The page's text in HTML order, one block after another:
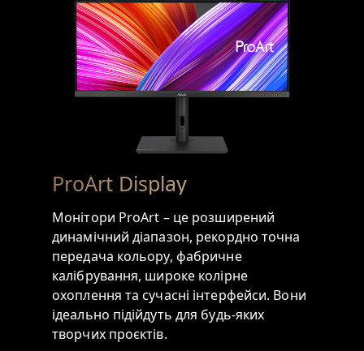
ProArt Display
Монітори ProArt – це розширений
динамічний діапазон, рекордно точна
передача кольору, фабричне
калібрування, широке колірне
охоплення та сучасні інтерфейси. Вони
ідеально підійдуть для будь-яких
творчих проєктів.